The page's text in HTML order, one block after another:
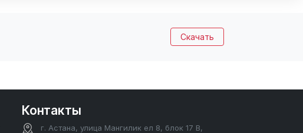
Скачать
Контакты
г. Астана, улица Мангилик ел 8, блок 17 В,